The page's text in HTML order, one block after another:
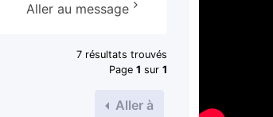
Aller au message
7 résultats trouvés
Page 1 sur 1
Aller à